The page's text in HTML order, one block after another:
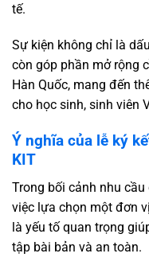
tế.
Sự kiện không chỉ là
còn góp phần mở rộng
Hàn Quốc, mang đến
cho học sinh, sinh viên
Ý nghĩa của lễ ký
KIT
Trong bối cảnh nhu
việc lựa chọn một đơn
là yếu tố quan trọng
tập bài bản và an toàn.